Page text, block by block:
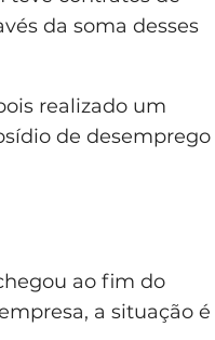
da soma desses
realizado um
de desemprego
ao fim do
a situação é